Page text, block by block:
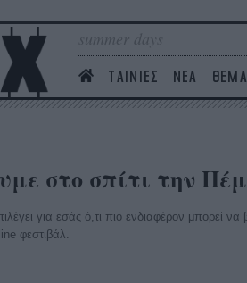
summer days
ΤΑΙΝΙΕΣ ΝΕΑ
στο σπίτι την
για εσάς ό,τι πιο ενδιαφέρον μπορεί να
φεστιβάλ.